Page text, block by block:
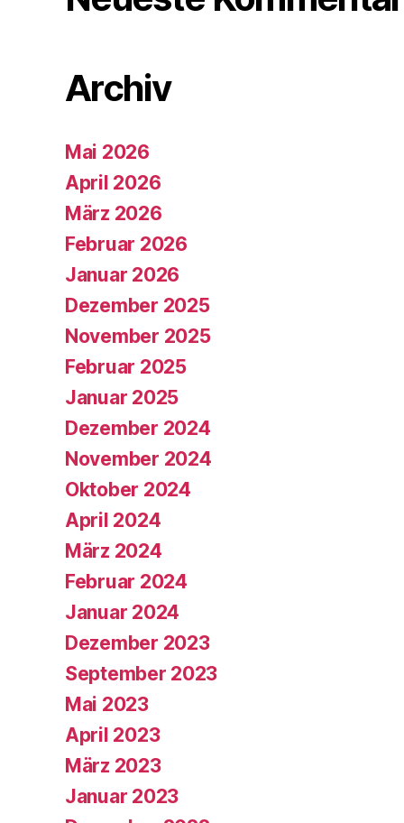
Archiv
Mai 2026
April 2026
März 2026
Februar 2026
Januar 2026
Dezember 2025
November 2025
Februar 2025
Januar 2025
Dezember 2024
November 2024
Oktober 2024
April 2024
März 2024
Februar 2024
Januar 2024
Dezember 2023
September 2023
Mai 2023
April 2023
März 2023
Januar 2023